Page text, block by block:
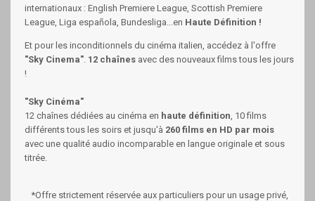
internationaux : English Premiere League, Scottish Premiere
League, Liga española, Bundesliga...en Haute Définition !
Et pour les inconditionnels du cinéma italien, accédez à l'offre
"Sky Cinema". 12 chaînes avec des nouveaux films tous les jours
!
"Sky Cinéma"
12 chaînes dédiées au cinéma en haute définition, 10 films
différents tous les soirs et jusqu'à 260 films en HD par mois
avec une qualité audio incomparable en langue originale et sous
titrée.
*Offre strictement réservée aux particuliers pour un usage privé,